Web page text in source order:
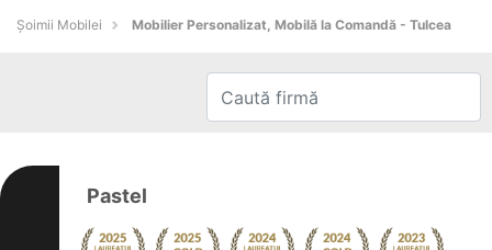
Șoimii Mobilei Mobilier Personalizat, Mobilă la Comandă - Tulcea
Pastel